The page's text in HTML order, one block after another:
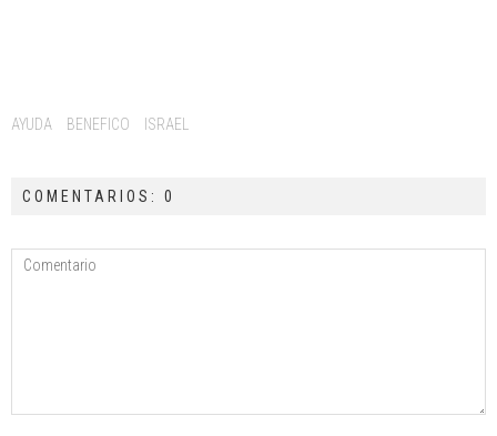
Tags:
AYUDA BENEFICO ISRAEL
COMENTARIOS: 0